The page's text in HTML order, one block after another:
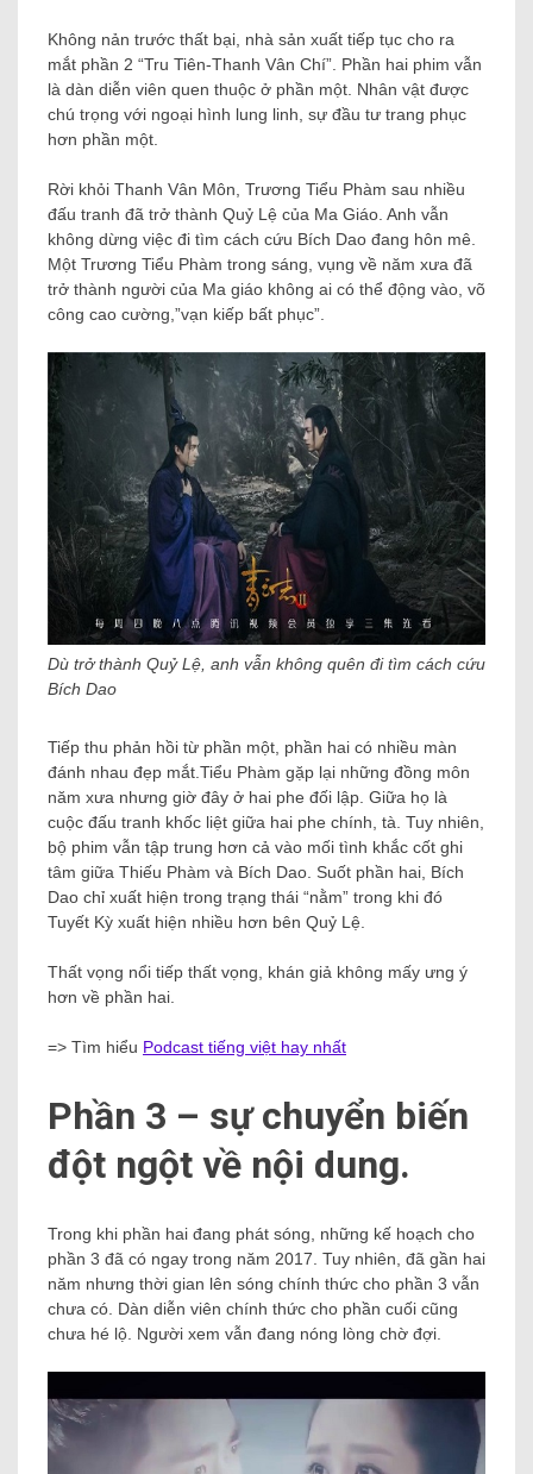
Không nản trước thất bại, nhà sản xuất tiếp tục cho ra
mắt phần 2 “Tru Tiên-Thanh Vân Chí”. Phần hai phim vẫn
là dàn diễn viên quen thuộc ở phần một. Nhân vật được
chú trọng với ngoại hình lung linh, sự đầu tư trang phục
hơn phần một.
Rời khỏi Thanh Vân Môn, Trương Tiểu Phàm sau nhiều
đấu tranh đã trở thành Quỷ Lệ của Ma Giáo. Anh vẫn
không dừng việc đi tìm cách cứu Bích Dao đang hôn mê.
Một Trương Tiểu Phàm trong sáng, vụng về năm xưa đã
trở thành người của Ma giáo không ai có thể động vào, võ
công cao cường,”vạn kiếp bất phục”.
Dù trở thành Quỷ Lệ, anh vẫn không quên đi tìm cách cứu
Bích Dao
Tiếp thu phản hồi từ phần một, phần hai có nhiều màn
đánh nhau đẹp mắt.Tiểu Phàm gặp lại những đồng môn
năm xưa nhưng giờ đây ở hai phe đối lập. Giữa họ là
cuộc đấu tranh khốc liệt giữa hai phe chính, tà. Tuy nhiên,
bộ phim vẫn tập trung hơn cả vào mối tình khắc cốt ghi
tâm giữa Thiếu Phàm và Bích Dao. Suốt phần hai, Bích
Dao chỉ xuất hiện trong trạng thái “nằm” trong khi đó
Tuyết Kỳ xuất hiện nhiều hơn bên Quỷ Lệ.
Thất vọng nổi tiếp thất vọng, khán giả không mấy ưng ý
hơn về phần hai.
=> Tìm hiểu Podcast tiếng việt hay nhất
Phần 3 – sự chuyển biến
đột ngột về nội dung.
Trong khi phần hai đang phát sóng, những kế hoạch cho
phần 3 đã có ngay trong năm 2017. Tuy nhiên, đã gần hai
năm nhưng thời gian lên sóng chính thức cho phần 3 vẫn
chưa có. Dàn diễn viên chính thức cho phần cuối cũng
chưa hé lộ. Người xem vẫn đang nóng lòng chờ đợi.